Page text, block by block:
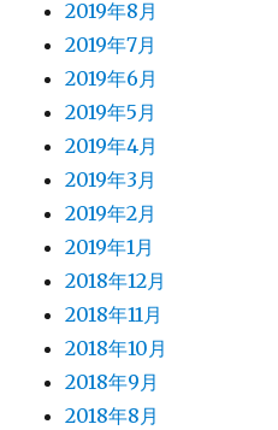
2019年8月
2019年7月
2019年6月
2019年5月
2019年4月
2019年3月
2019年2月
2019年1月
2018年12月
2018年11月
2018年10月
2018年9月
2018年8月